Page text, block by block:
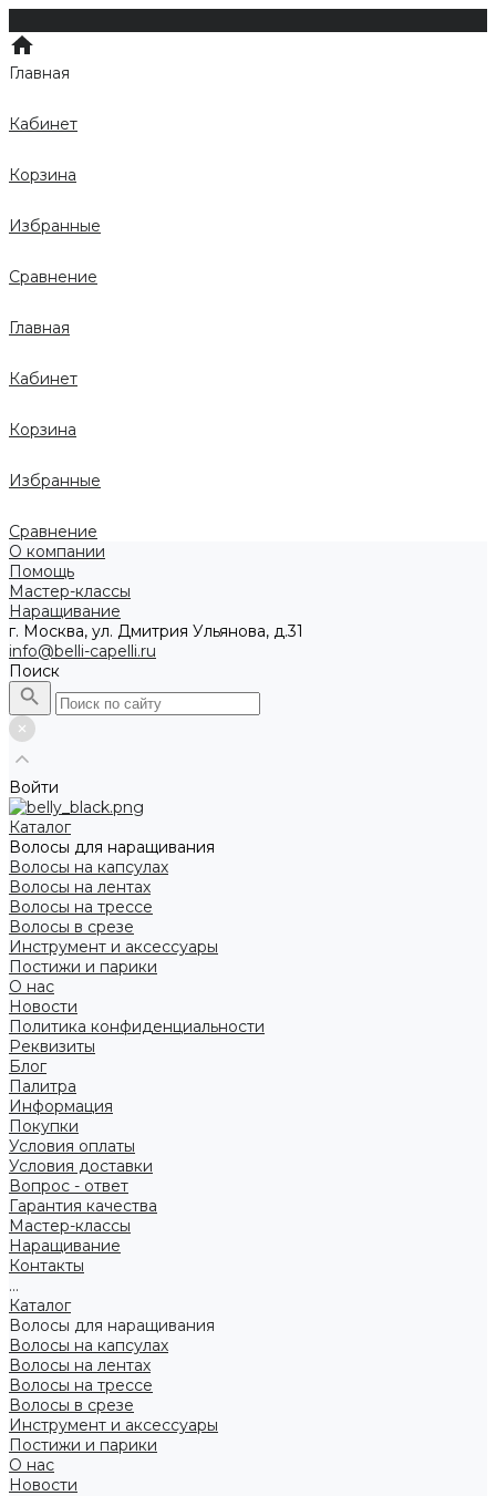
Главная
Кабинет
Корзина
Избранные
Сравнение
Главная
Кабинет
Корзина
Избранные
Сравнение
О компании
Помощь
Мастер-классы
Наращивание
г. Москва, ул. Дмитрия Ульянова, д.31
info@belli-capelli.ru
Поиск
Войти
Каталог
Волосы для наращивания
Волосы на капсулах
Волосы на лентах
Волосы на трессе
Волосы в срезе
Инструмент и аксессуары
Постижи и парики
О нас
Новости
Политика конфиденциальности
Реквизиты
Блог
Палитра
Информация
Покупки
Условия оплаты
Условия доставки
Вопрос - ответ
Гарантия качества
Мастер-классы
Наращивание
Контакты
...
Каталог
Волосы для наращивания
Волосы на капсулах
Волосы на лентах
Волосы на трессе
Волосы в срезе
Инструмент и аксессуары
Постижи и парики
О нас
Новости